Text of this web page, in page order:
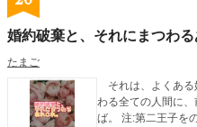
婚約破棄と、それにまつわる
たまご
それは、よくある婚
わる全ての人間に
ば。 注:第二王子をのぞく。 この小説は「小説家になろう」